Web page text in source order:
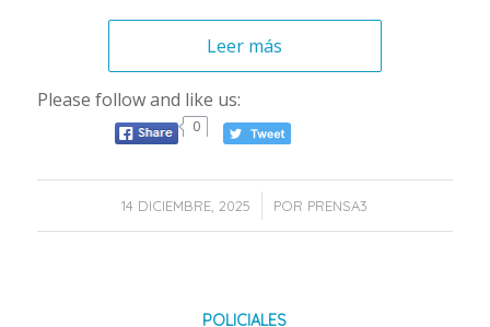
Leer más
Please follow and like us:
0
14 DICIEMBRE, 2025
/ POR PRENSA3
POLICIALES